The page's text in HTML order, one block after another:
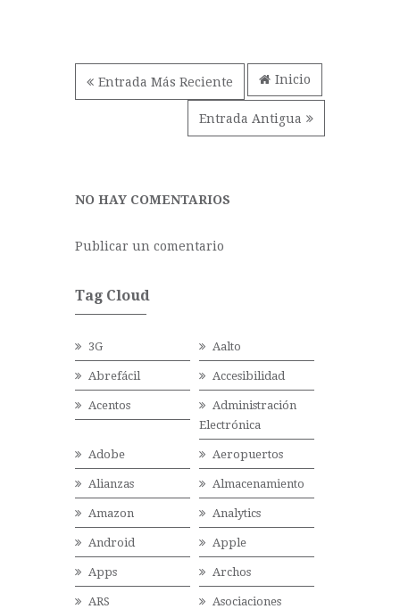
Entrada Más Reciente
Entrada Antigua
Inicio
NO HAY COMENTARIOS
Publicar un comentario
Tag Cloud
3G Aalto
Abrefácil Accesibilidad
Acentos
Administración
Electrónica
Adobe Aeropuertos
Alianzas Almacenamiento
Amazon Analytics
Android Apple
Apps Archos
ARS Asociaciones